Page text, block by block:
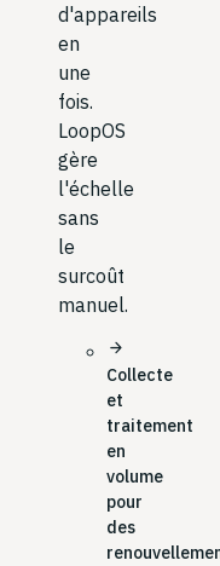
d'appareils
en
une
fois.
LoopOS
gère
l'échelle
sans
le
surcoût
manuel.
arrow_forward
Collecte
et
traitement
en
volume
pour
des